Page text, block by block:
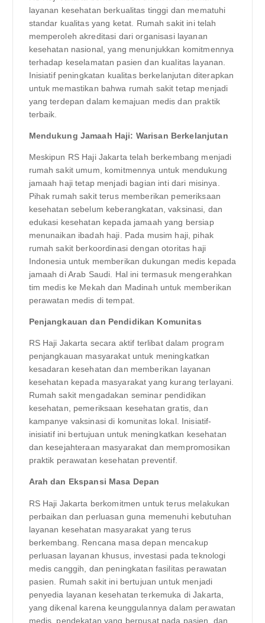
layanan kesehatan berkualitas tinggi dan mematuhi
standar kualitas yang ketat. Rumah sakit ini telah
memperoleh akreditasi dari organisasi layanan
kesehatan nasional, yang menunjukkan komitmennya
terhadap keselamatan pasien dan kualitas layanan.
Inisiatif peningkatan kualitas berkelanjutan diterapkan
untuk memastikan bahwa rumah sakit tetap menjadi
yang terdepan dalam kemajuan medis dan praktik
terbaik.
Mendukung Jamaah Haji: Warisan Berkelanjutan
Meskipun RS Haji Jakarta telah berkembang menjadi
rumah sakit umum, komitmennya untuk mendukung
jamaah haji tetap menjadi bagian inti dari misinya.
Pihak rumah sakit terus memberikan pemeriksaan
kesehatan sebelum keberangkatan, vaksinasi, dan
edukasi kesehatan kepada jamaah yang bersiap
menunaikan ibadah haji. Pada musim haji, pihak
rumah sakit berkoordinasi dengan otoritas haji
Indonesia untuk memberikan dukungan medis kepada
jamaah di Arab Saudi. Hal ini termasuk mengerahkan
tim medis ke Mekah dan Madinah untuk memberikan
perawatan medis di tempat.
Penjangkauan dan Pendidikan Komunitas
RS Haji Jakarta secara aktif terlibat dalam program
penjangkauan masyarakat untuk meningkatkan
kesadaran kesehatan dan memberikan layanan
kesehatan kepada masyarakat yang kurang terlayani.
Rumah sakit mengadakan seminar pendidikan
kesehatan, pemeriksaan kesehatan gratis, dan
kampanye vaksinasi di komunitas lokal. Inisiatif-
inisiatif ini bertujuan untuk meningkatkan kesehatan
dan kesejahteraan masyarakat dan mempromosikan
praktik perawatan kesehatan preventif.
Arah dan Ekspansi Masa Depan
RS Haji Jakarta berkomitmen untuk terus melakukan
perbaikan dan perluasan guna memenuhi kebutuhan
layanan kesehatan masyarakat yang terus
berkembang. Rencana masa depan mencakup
perluasan layanan khusus, investasi pada teknologi
medis canggih, dan peningkatan fasilitas perawatan
pasien. Rumah sakit ini bertujuan untuk menjadi
penyedia layanan kesehatan terkemuka di Jakarta,
yang dikenal karena keunggulannya dalam perawatan
medis, pendekatan yang berpusat pada pasien, dan